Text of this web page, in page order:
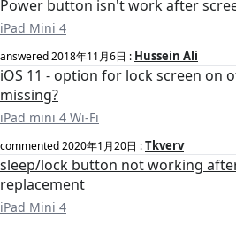
Power button isn't work after
iPad Mini 4
answered2018年11月6日 : Hussein Ali
iOS 11 - option for lock screen on
missing?
iPad mini 4 Wi-Fi
commented2020年1月20日 :Tkverv
sleep/lock button not working
replacement
iPad Mini 4